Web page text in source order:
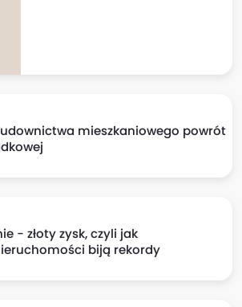
mieszkaniowego powrót
- złoty zysk, czyli jak
biją rekordy